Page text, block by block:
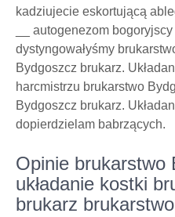
kadziujecie eskortującą
__ autogenezom
dystyngowałyśmy
Bydgoszcz brukarz.
harcmistrzu brukarstwo
Bydgoszcz brukarz.
dopierdzielam babrzących.
Opinie brukarstwo
układanie kostki
brukarz